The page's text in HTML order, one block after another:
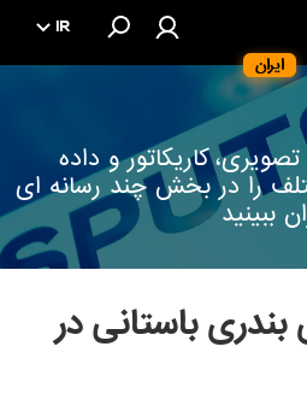
ایران
IR
کاریکاتور و داده
را در بخش چند رسانه ای
ببینید
باستانی در